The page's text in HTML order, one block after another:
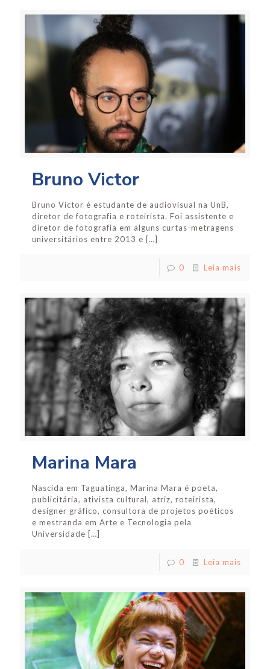
Bruno Victor
Bruno Victor é estudante de audiovisual na UnB,
diretor de fotografia e roteirista. Foi assistente e
diretor de fotografia em alguns curtas-metragens
universitários entre 2013 e […]
0 Leia mais
Marina Mara
Nascida em Taguatinga, Marina Mara é poeta,
publicitária, ativista cultural, atriz, roteirista,
designer gráfico, consultora de projetos poéticos
e mestranda em Arte e Tecnologia pela
Universidade […]
0 Leia mais